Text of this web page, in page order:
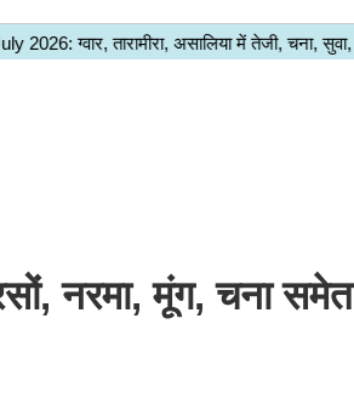
नरमा, मूंग, चना समेत